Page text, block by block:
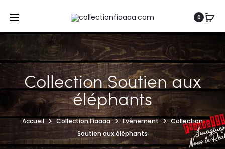
0
Collection Soutien aux
éléphants
Accueil Collection Fiaaaa Evènement
Collection
Soutien aux éléphants